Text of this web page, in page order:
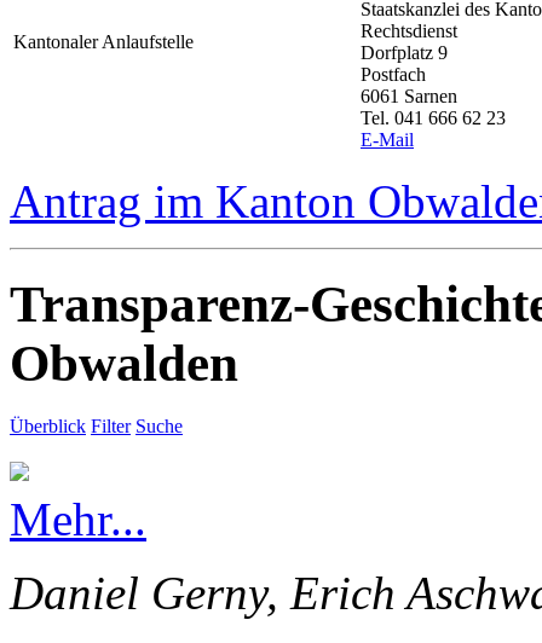
Kantonaler Anlaufstelle
Staatskanzlei des
Rechtsdienst
Dorfplatz 9
Postfach
6061 Sarnen
Tel. 041 666 62 23
E-Mail
Antrag im Kanton
Transparenz-
Obwalden
Überblick Filter Suche
Mehr...
Daniel Gerny, Erich